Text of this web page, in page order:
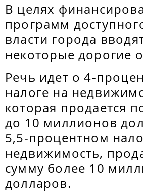
В целях
программ
власти города
некоторые дорогие
Речь идет о 4-
налоге на
которая продается
до 10 миллионов
5,5-процентном
недвижимость,
сумму более 10
долларов.